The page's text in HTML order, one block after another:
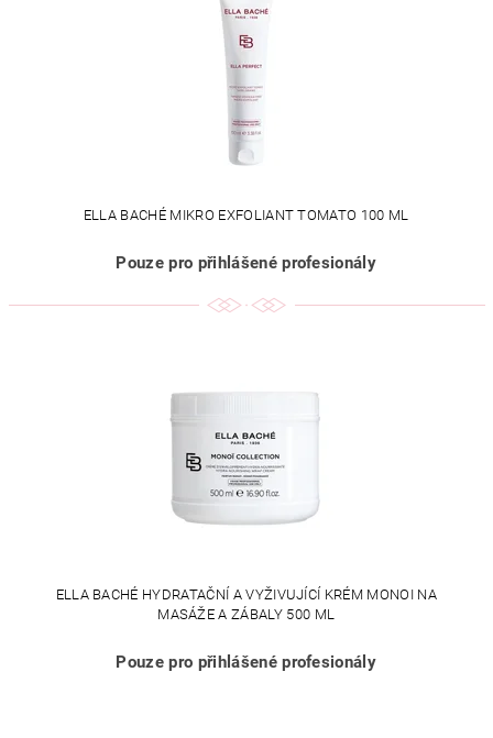
ELLA BACHÉ MIKRO EXFOLIANT TOMATO 100 ML
Pouze pro přihlášené profesionály
ELLA BACHÉ HYDRATAČNÍ A VYŽIVUJÍCÍ KRÉM MONOI NA
MASÁŽE A ZÁBALY 500 ML
Pouze pro přihlášené profesionály